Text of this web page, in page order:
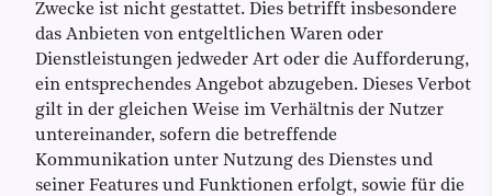
Zwecke ist nicht gestattet. Dies betrifft insbesondere
das Anbieten von entgeltlichen Waren oder
Dienstleistungen jedweder Art oder die Aufforderung,
ein entsprechendes Angebot abzugeben. Dieses Verbot
gilt in der gleichen Weise im Verhältnis der Nutzer
untereinander, sofern die betreffende
Kommunikation unter Nutzung des Dienstes und
seiner Features und Funktionen erfolgt, sowie für die